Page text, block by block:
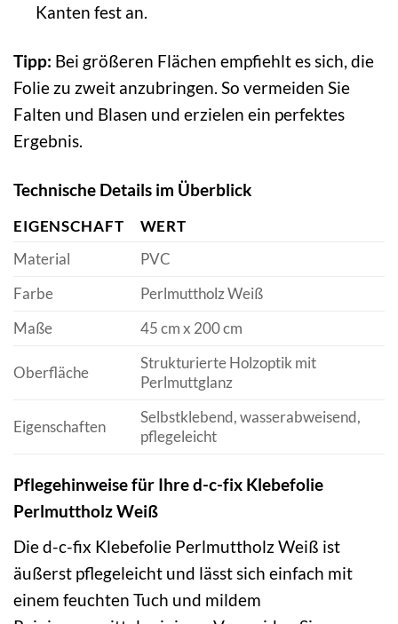
Kanten fest an.
Tipp: Bei größeren Flächen empfiehlt es sich, die
Folie zu zweit anzubringen. So vermeiden Sie
Falten und Blasen und erzielen ein perfektes
Ergebnis.
Technische Details im Überblick
EIGENSCHAFT
WERT
Material
PVC
Farbe
Perlmuttholz Weiß
Maße
45 cm x 200 cm
Oberfläche
Strukturierte Holzoptik mit
Perlmuttglanz
Eigenschaften
Selbstklebend, wasserabweisend,
pflegeleicht
Pflegehinweise für Ihre d-c-fix Klebefolie
Perlmuttholz Weiß
Die d-c-fix Klebefolie Perlmuttholz Weiß ist
äußerst pflegeleicht und lässt sich einfach mit
einem feuchten Tuch und mildem